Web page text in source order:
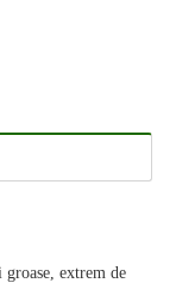
extrem de